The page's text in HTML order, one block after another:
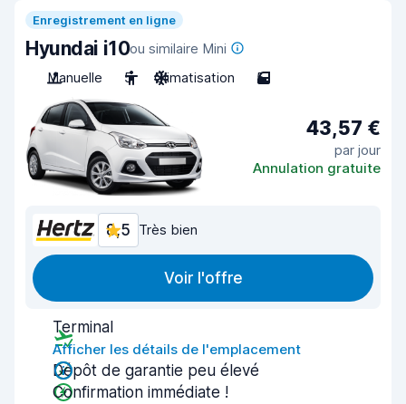
Enregistrement en ligne
Hyundai i10ou similaire Mini
Manuelle
5 Climatisation 5
43,57 €
par jour
Annulation gratuite
8,5 Très bien
Voir l'offre
Terminal
Afficher les détails de l'emplacement
Dépôt de garantie peu élevé
Confirmation immédiate !